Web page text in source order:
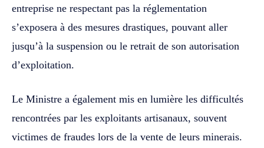
entreprise ne respectant pas la réglementation
s’exposera à des mesures drastiques, pouvant aller
jusqu’à la suspension ou le retrait de son autorisation
d’exploitation.
Le Ministre a également mis en lumière les difficultés
rencontrées par les exploitants artisanaux, souvent
victimes de fraudes lors de la vente de leurs minerais.